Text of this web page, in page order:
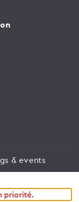
& events
priorité.